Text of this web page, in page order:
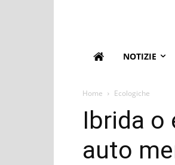
NOTIZIE
Home Ecologiche
Ibrida o
auto